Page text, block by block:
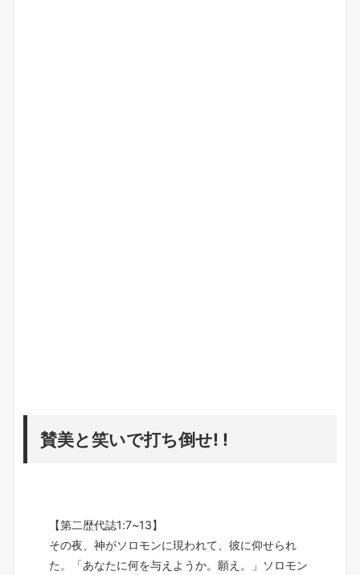
賛美と笑いで打ち倒せ! !
【第二歴代誌1:7~13】
その夜、神がソロモンに現われて、彼に仰せられ
た。「あなたに何を与えようか。願え。」ソロモン